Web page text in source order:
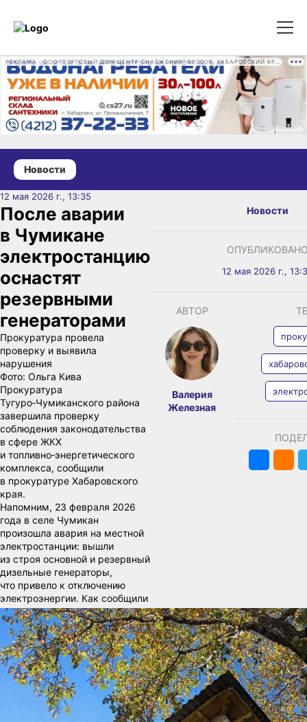
Новости
12 мая 2026 г., 13:35
После аварии
в Чумикане
электростанцию
оснастят
резервными
генераторами
Прокуратура провела
проверку и выявила
нарушения
Фото: Ольга Кива
Прокуратура
Тугуро‑Чумиканского района
завершила проверку
соблюдения законодательства
в сфере ЖКХ
и топливно‑энергетического
комплекса, сообщили
в прокуратуре Хабаровского
края.
Напомним, 23 февраля 2026
года в селе Чумикан
произошла авария на местной
электростанции: вышли
из строя основной и резервный
дизельные генераторы,
что привело к отключению
электроэнергии. Как сообщили
в ведомстве, администрация
района и компания
не обеспечили непрерывность
электроснабжения и не
восстановили подачу
в установленные сроки.
По результатам проверки
прокурор района внёс
представления главе
Новости
12 мая 2026 г.,
АВТОР
Валерия
Железная